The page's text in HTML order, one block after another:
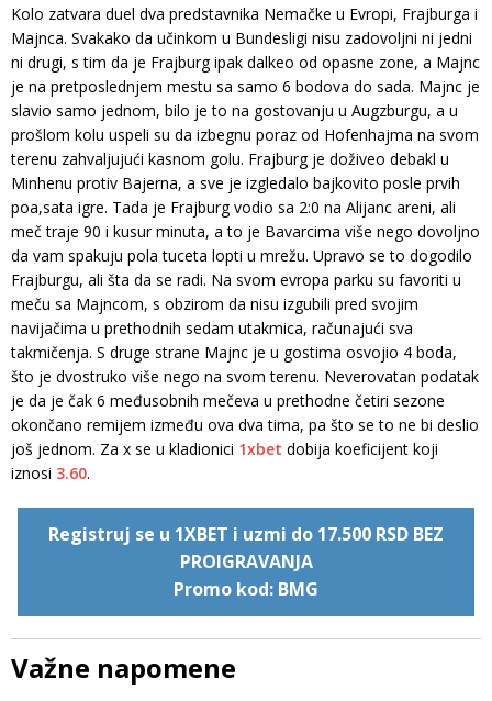
Kolo zatvara duel dva predstavnika Nemačke u Evropi, Frajburga i
Majnca. Svakako da učinkom u Bundesligi nisu zadovoljni ni jedni
ni drugi, s tim da je Frajburg ipak dalkeo od opasne zone, a Majnc
je na pretposlednjem mestu sa samo 6 bodova do sada. Majnc je
slavio samo jednom, bilo je to na gostovanju u Augzburgu, a u
prošlom kolu uspeli su da izbegnu poraz od Hofenhajma na svom
terenu zahvaljujući kasnom golu. Frajburg je doživeo debakl u
Minhenu protiv Bajerna, a sve je izgledalo bajkovito posle prvih
poa,sata igre. Tada je Frajburg vodio sa 2:0 na Alijanc areni, ali
meč traje 90 i kusur minuta, a to je Bavarcima više nego dovoljno
da vam spakuju pola tuceta lopti u mrežu. Upravo se to dogodilo
Frajburgu, ali šta da se radi. Na svom evropa parku su favoriti u
meču sa Majncom, s obzirom da nisu izgubili pred svojim
navijačima u prethodnih sedam utakmica, računajući sva
takmičenja. S druge strane Majnc je u gostima osvojio 4 boda,
što je dvostruko više nego na svom terenu. Neverovatan podatak
je da je čak 6 međusobnih mečeva u prethodne četiri sezone
okončano remijem između ova dva tima, pa što se to ne bi deslio
još jednom. Za x se u kladionici 1xbet dobija koeficijent koji
iznosi 3.60.
Registruj se u 1XBET i uzmi do 17.500 RSD BEZ
PROIGRAVANJA
Promo kod: BMG
Važne napomene